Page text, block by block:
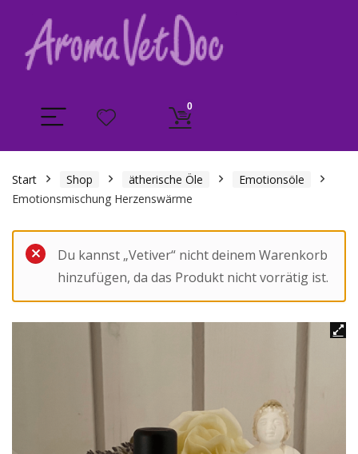
0
Start Shop ätherische Öle
Emotionsöle
Emotionsmischung Herzenswärme
Du kannst „Vetiver“ nicht deinem Warenkorb
hinzufügen, da das Produkt nicht vorrätig ist.